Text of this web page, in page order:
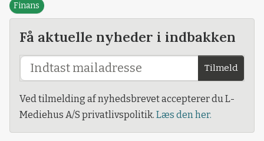
Finans
Få aktuelle nyheder i indbakken
Tilmeld
Ved tilmelding af nyhedsbrevet accepterer du L-
Mediehus A/S privatlivspolitik. Læs den her.